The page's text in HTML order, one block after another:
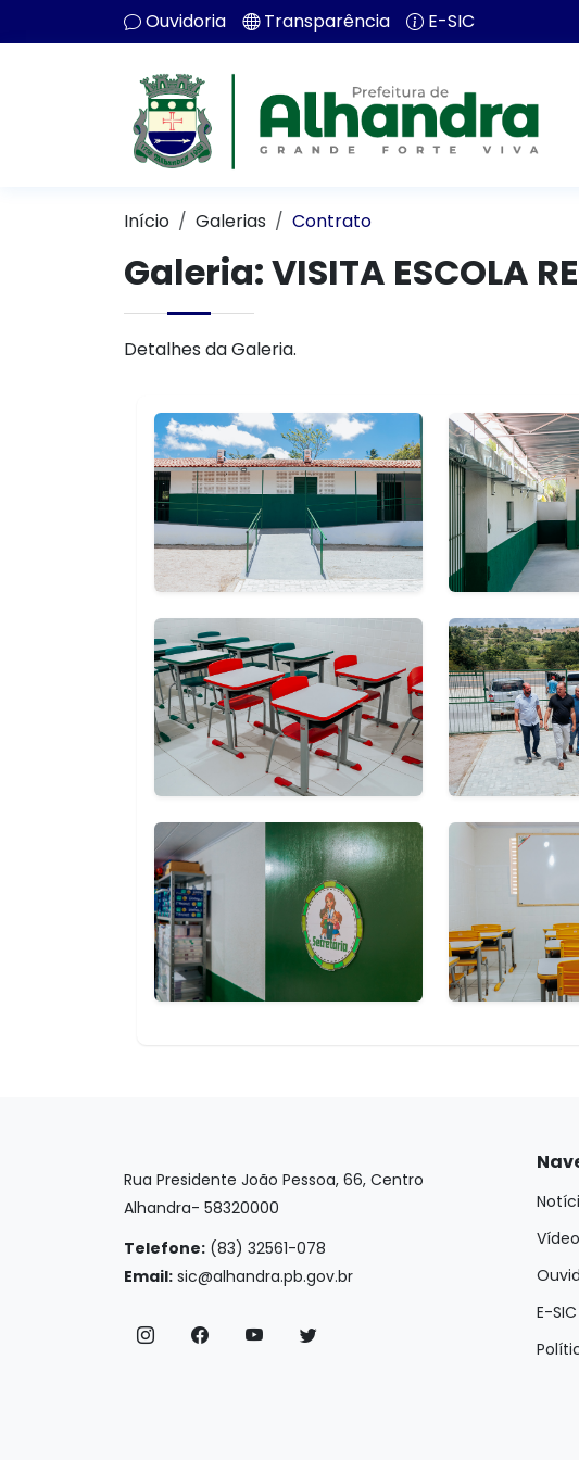
Ouvidoria Transparência E-SIC
Início Galerias Contrato
Galeria: VISITA ESCOLA
Detalhes da Galeria.
Rua Presidente João Pessoa, 66, Centro
Alhandra- 58320000
Telefone: (83) 32561-078
Email: sic@alhandra.pb.gov.br
E-SIC